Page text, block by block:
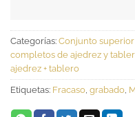
Categorías: Conjunto
completos de ajedrez y
ajedrez + tablero
Etiquetas: Fracaso, grabado,